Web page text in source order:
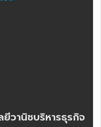
ยีวานิชบริหารธุรกิจ